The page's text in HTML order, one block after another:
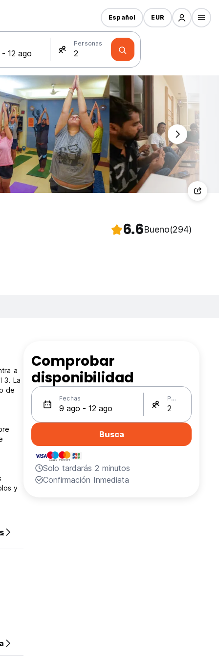
Personas
Español EUR
6.6Bueno(294)
a
3. La
de
y
Comprobar
disponibilidad
Fechas Personas
Busca
Solo tardarás 2 minutos
Confirmación Inmediata